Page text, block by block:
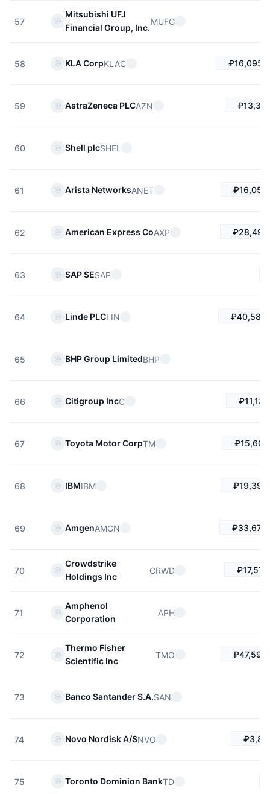
57
Mitsubishi UFJ
Financial Group, Inc.
MUFG
58 KLA CorpKLAC
59 AstraZeneca PLCAZN
60 Shell plcSHEL
61 Arista NetworksANET
62 American Express CoAXP
63 SAP SESAP
64 Linde PLCLIN
65 BHP Group LimitedBHP
66 Citigroup IncC
67 Toyota Motor CorpTM
68 IBMIBM
69 AmgenAMGN
70
Crowdstrike
Holdings Inc
CRWD
71
Amphenol
Corporation
APH
72
Thermo Fisher
Scientific Inc
TMO
73 Banco Santander S.A.SAN
74 Novo Nordisk A/SNVO
75 Toronto Dominion BankTD